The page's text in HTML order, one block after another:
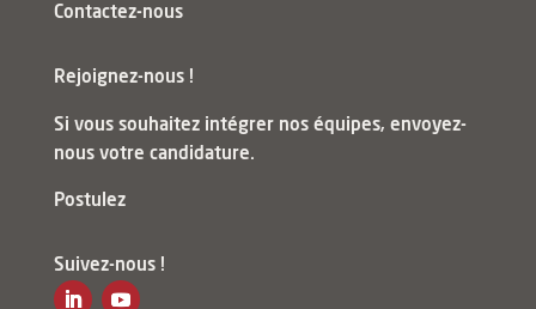
Contactez-nous
Rejoignez-nous !
Si vous souhaitez intégrer nos équipes, envoyez-
nous votre candidature.
Postulez
Suivez-nous !